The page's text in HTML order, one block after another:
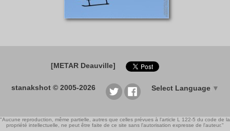
[METAR Deauville]
stanakshot © 2005-2026 Select Language ▼
"Aucune reproduction, même partielle, autres que celles prévues à l'article L 122-5 du code de la
propriété intellectuelle, ne peut être faite de ce site sans l'autorisation expresse de l'auteur."